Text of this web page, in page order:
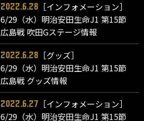
2022.6.28
［インフォメーション］
6/29（水）明治安田生命J1 第15節
広島戦 吹田Gステージ情報
2022.6.28
［グッズ］
6/29（水）明治安田生命J1 第15節
広島戦 グッズ情報
2022.6.27
［インフォメーション］
6/29（水）明治安田生命J1 第15節